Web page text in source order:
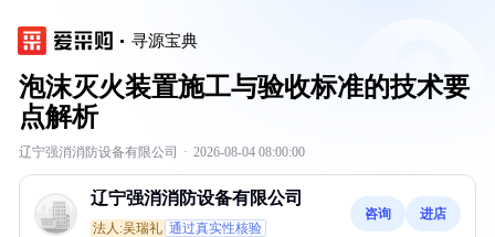
寻源宝典
泡沫灭火装置施工与验收标准的技术要
点解析
辽宁强消消防设备有限公司 · 2026-08-04 08:00:00
辽宁强消消防设备有限公司
法人:吴瑞礼 通过真实性核验
咨询 进店